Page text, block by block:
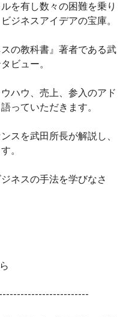
を有し数々の困難を乗り
ジネスアイデアの宝庫。
の教科書』著者である武
ビュー。
ハウ、売上、参入のアド
っていただきます。
スを武田所長が解説し、
。
ネスの手法を学びなさ